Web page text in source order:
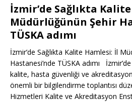
İzmir’de Sağlıkta
Müdürlüğünün Şehir
TÜSKA adımı
İzmir’de Sağlıkta Kalite Hamlesi: İl
Hastanesi’nde TÜSKA adımı
kalite, hasta güvenliği ve
önemli bir bilgilendirme toplantısı
Hizmetleri Kalite ve Akreditasyon